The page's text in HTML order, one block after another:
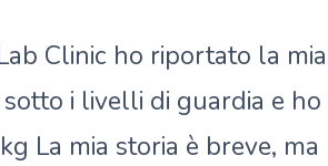
Clinic ho riportato la mia
i livelli di guardia e ho
La mia storia è breve, ma